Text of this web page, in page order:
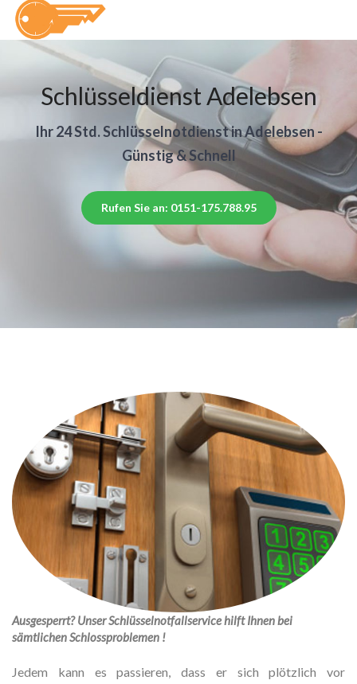
Schlüsseldienst Adelebsen
Ihr 24 Std. Schlüsselnotdienst in Adelebsen -
Günstig & Schnell
Rufen Sie an: 0151-175.788.95
Ausgesperrt? Unser Schlüsselnotfallservice hilft Ihnen bei
sämtlichen Schlossproblemen !
Jedem kann es passieren, dass er sich plötzlich vor